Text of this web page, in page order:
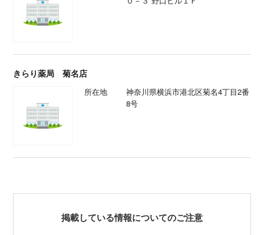
きらり薬局 菊名店
所在地
神奈川県横浜市港北区菊名4丁目2番
8号
掲載している情報についてのご注意